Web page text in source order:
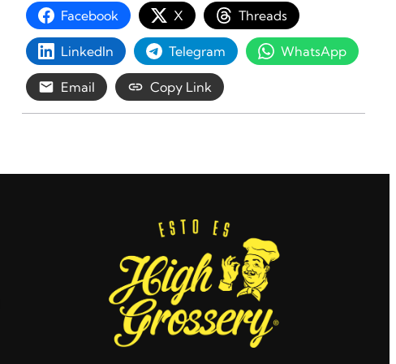
Facebook X Threads
LinkedIn Telegram WhatsApp
Email Copy Link